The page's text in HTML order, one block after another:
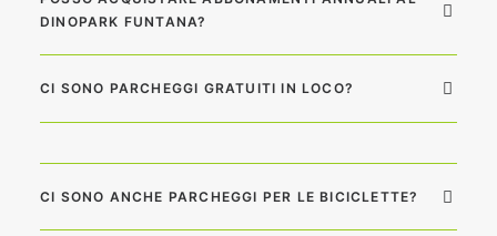
DINOPARK FUNTANA?
CI SONO PARCHEGGI GRATUITI IN LOCO?
CI SONO ANCHE PARCHEGGI PER LE BICICLETTE?